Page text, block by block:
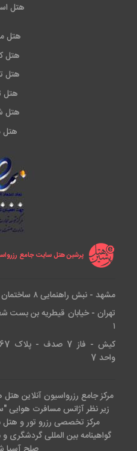
هتل
هتل
هتل
هتل
هتل
هتل
هتل
پرشین هتل سایت جامع
مشهد - نبش راهنمایی ۸ ساختمان ممتاز
۱
واحد 7
مرکز جامع رزرواسیون آنلاین
زیر نظر آژانس مسافرت هوایی
مرکز تخصصی رزرو تور و
گواهینامه بین المللی گردشگری